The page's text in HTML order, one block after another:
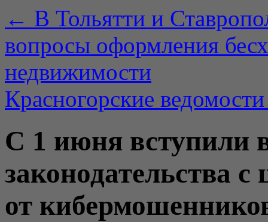
← В Тольятти и
вопросы оформления
недвижимости
Красногорские
С 1 июня вступили
законодательства
от